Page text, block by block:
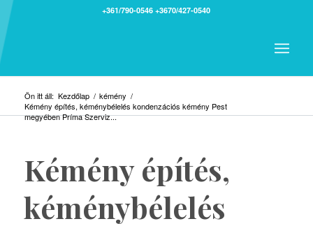
+361/790-0546 +3670/427-0540
Ön itt áll: Kezdőlap / kémény /
Kémény építés, kéménybélelés kondenzációs kémény Pest
megyében Príma Szerviz...
Kémény építés,
kéménybélelés